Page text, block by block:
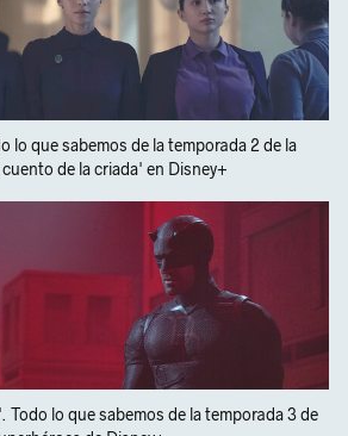
lo que sabemos de la temporada 2 de la
de la criada' en Disney+
lo que sabemos de la temporada 3 de